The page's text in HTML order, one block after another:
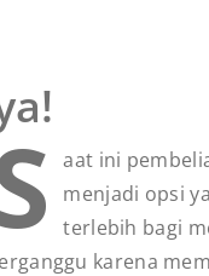
aat ini
menjadi opsi
terlebih bagi
karena